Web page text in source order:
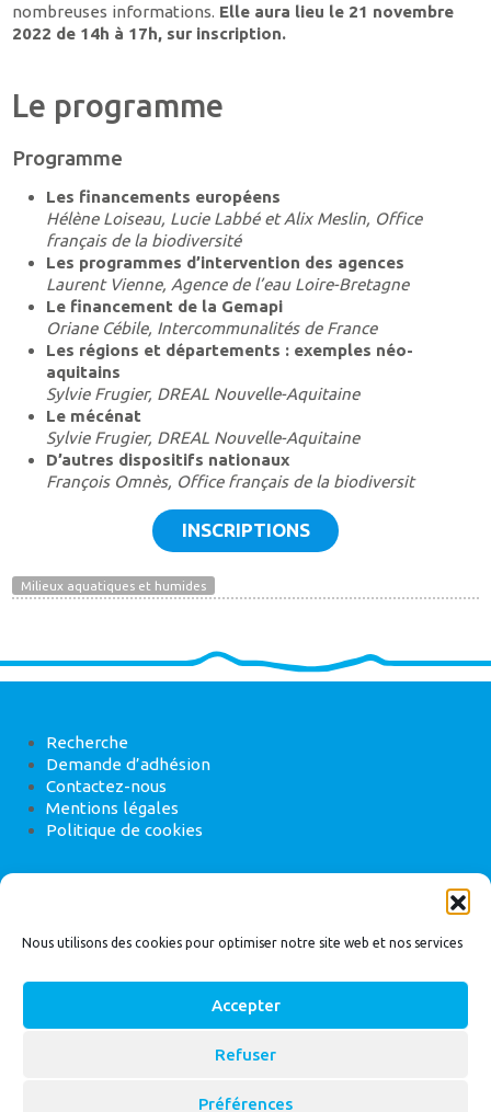
Nous utilisons des cookies pour optimiser notre site web et nos services
Accepter
Refuser
Préférences
nombreuses informations. Elle aura lieu le 21 novembre
2022 de 14h à 17h, sur inscription.
Le programme
Programme
Les financements européens
Hélène Loiseau, Lucie Labbé et Alix Meslin, Office
français de la biodiversité
Les programmes d’intervention des agences
Laurent Vienne, Agence de l’eau Loire-Bretagne
Le financement de la Gemapi
Oriane Cébile, Intercommunalités de France
Les régions et départements : exemples néo-
aquitains
Sylvie Frugier, DREAL Nouvelle-Aquitaine
Le mécénat
Sylvie Frugier, DREAL Nouvelle-Aquitaine
D’autres dispositifs nationaux
François Omnès, Office français de la biodiversit
INSCRIPTIONS
Milieux aquatiques et humides
Recherche
Demande d’adhésion
Contactez-nous
Mentions légales
Politique de cookies